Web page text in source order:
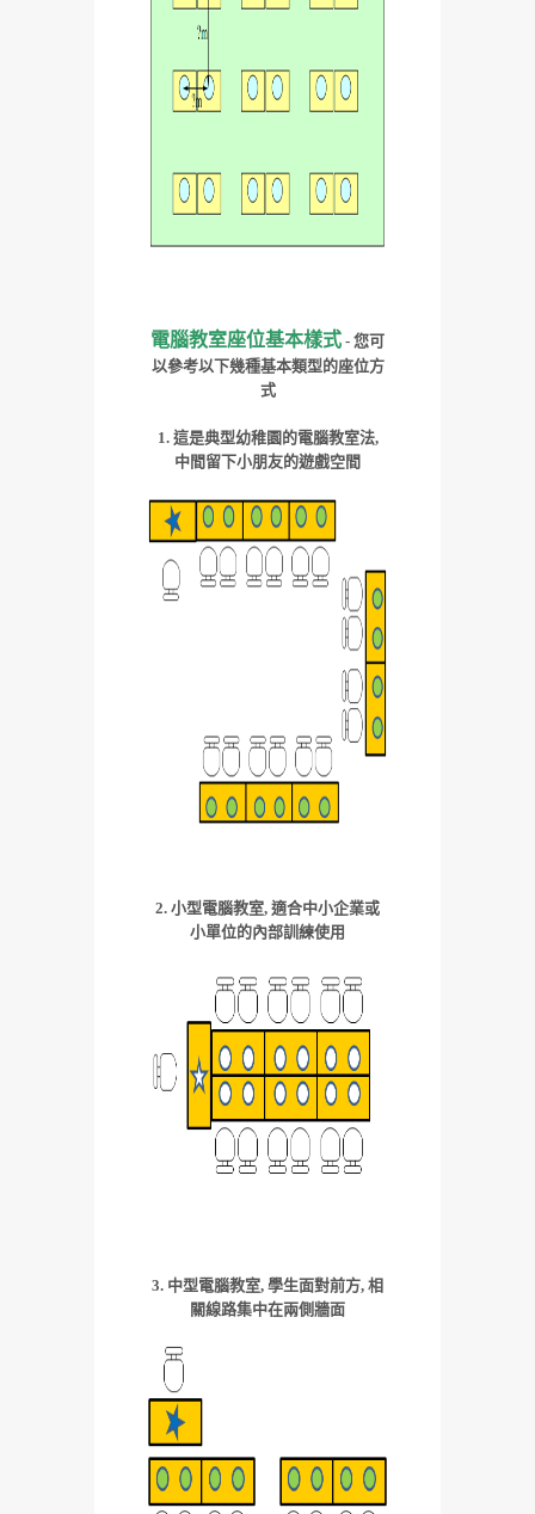
電腦教室座位基本樣式 - 您可
以參考以下幾種基本類型的座位方
式
1. 這是典型幼稚園的電腦教室法,
中間留下小朋友的遊戲空間
2. 小型電腦教室, 適合中小企業或
小單位的內部訓練使用
3. 中型電腦教室, 學生面對前方, 相
關線路集中在兩側牆面